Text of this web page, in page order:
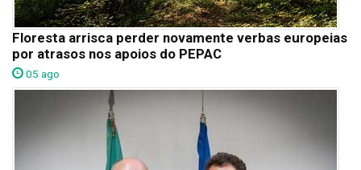
Floresta arrisca perder novamente verbas europeias
por atrasos nos apoios do PEPAC
05 ago